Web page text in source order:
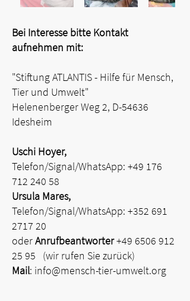
Bei Interesse bitte Kontakt
aufnehmen mit:
"Stiftung ATLANTIS - Hilfe für Mensch,
Tier und Umwelt"
Helenenberger Weg 2, D-54636
Idesheim
Uschi Hoyer,
Telefon/Signal/WhatsApp: +49 176
712 240 58
Ursula Mares,
Telefon/Signal/WhatsApp: +352 691
2717 20
oderAnrufbeantworter+49 6506 912
25 95 (wir rufen Sie zurück)
Mail: info@mensch-tier-umwelt.org